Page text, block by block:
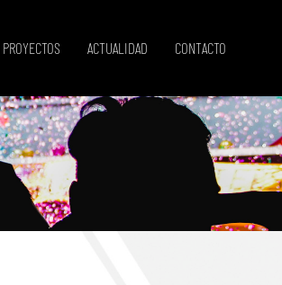
PROYECTOS ACTUALIDAD CONTACTO